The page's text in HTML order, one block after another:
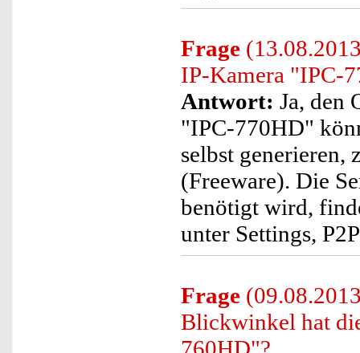
Frage
IP-Kamera "IPC-
Antwort: Ja, den
"IPC-770HD"
selbst generieren,
(Freeware). Die
benötigt wird,
unter Settings,
Frage
Blickwinkel hat